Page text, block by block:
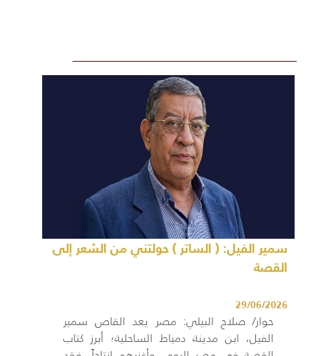
سمير الفيل: ( الساتر ) حولتني من الشعر إلى
القصة
29/06/2026
حوار/ صلاح البيلي: مصر يعد القاص سمير
الفيل، ابن مدينة دمياط الساحلية؛ أبرز كتاب